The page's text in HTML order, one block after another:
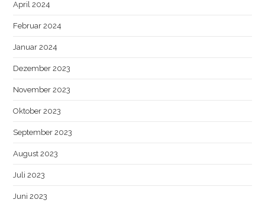
April 2024
Februar 2024
Januar 2024
Dezember 2023
November 2023
Oktober 2023
September 2023
August 2023
Juli 2023
Juni 2023